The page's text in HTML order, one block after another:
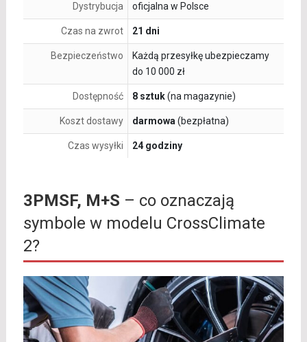
Dystrybucja oficjalna w Polsce
Czas na zwrot 21 dni
Bezpieczeństwo
Każdą przesyłkę ubezpieczamy
do 10 000 zł
Dostępność 8 sztuk(na magazynie)
Koszt dostawy darmowa (bezpłatna)
Czas wysyłki 24 godziny
3PMSF, M+S – co oznaczają
symbole w modelu CrossClimate
2?